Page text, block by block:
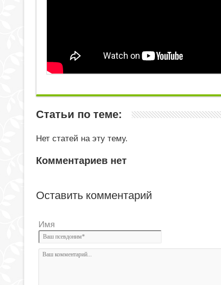
Статьи по теме:
Нет статей на эту тему.
Комментариев нет
Оставить комментарий
Имя